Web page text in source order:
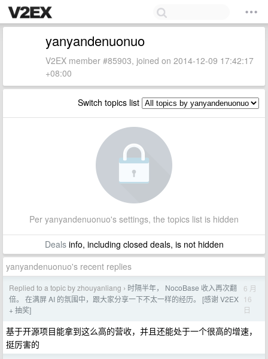
yanyandenuonuo
V2EX member #85903, joined on 2014-12-09 17:42:17
+08:00
Switch topics list
Per yanyandenuonuo's settings, the topics list is hidden
Dealsinfo, including closed deals, is not hidden
yanyandenuonuo's recent replies
Replied to a topic by zhouyanliang › 时隔半年， NocoBase 收入再次翻
倍。 在满屏 AI 的氛围中，跟大家分享一下不太一样的经历。 [感谢 V2EX
+ 抽奖]
6 月
16
日
基于开源项目能拿到这么高的营收，并且还能处于一个很高的增速，
挺厉害的